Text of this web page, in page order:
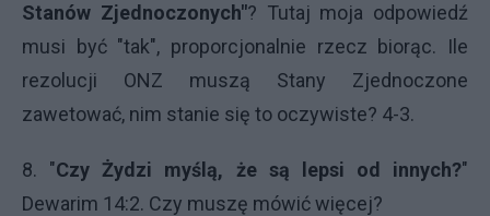
Stanów Zjednoczonych"? Tutaj moja odpowiedź
musi być "tak", proporcjonalnie rzecz biorąc. Ile
rezolucji ONZ muszą Stany Zjednoczone
zawetować, nim stanie się to oczywiste? 4-3.
8. "Czy Żydzi myślą, że są lepsi od innych?"
Dewarim 14:2. Czy muszę mówić więcej?